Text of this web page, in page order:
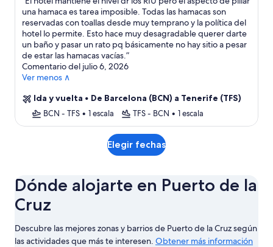
una hamaca es tarea imposible. Todas las hamacas son
reservadas con toallas desde muy temprano y la política del
hotel lo permite. Esto hace muy desagradable querer darte
un baño y pasar un rato pq básicamente no hay sitio a pesar
de estar las hamacas vacías.”
Comentario del julio 6, 2026
Ver menos ∧
Ida y vuelta • De Barcelona (BCN) a Tenerife (TFS)
BCN - TFS • 1 escala TFS - BCN • 1 escala
Elegir fechas
Dónde alojarte en Puerto de la
Cruz
Descubre las mejores zonas y barrios de Puerto de la Cruz según
las actividades que más te interesen. Obtener más información